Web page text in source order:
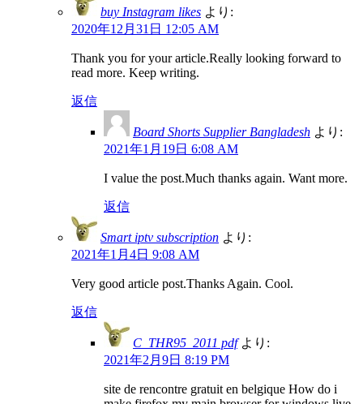
buy Instagram likes より:
2020年12月31日 12:05 AM
Thank you for your article.Really looking forward to
read more. Keep writing.
返信
Board Shorts Supplier Bangladesh より:
2021年1月19日 6:08 AM
I value the post.Much thanks again. Want more.
返信
Smart iptv subscription より:
2021年1月4日 9:08 AM
Very good article post.Thanks Again. Cool.
返信
C_THR95_2011 pdf より:
2021年2月9日 8:19 PM
site de rencontre gratuit en belgique How do i